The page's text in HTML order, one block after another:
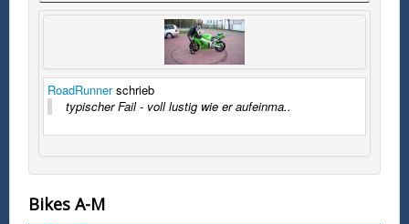
RoadRunnerschrieb
typischer Fail - voll lustig wie er aufeinma..
Bikes A-M